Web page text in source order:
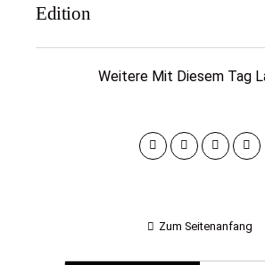
Edition
Weitere Mit Diesem Tag
Zum Seitenanfang